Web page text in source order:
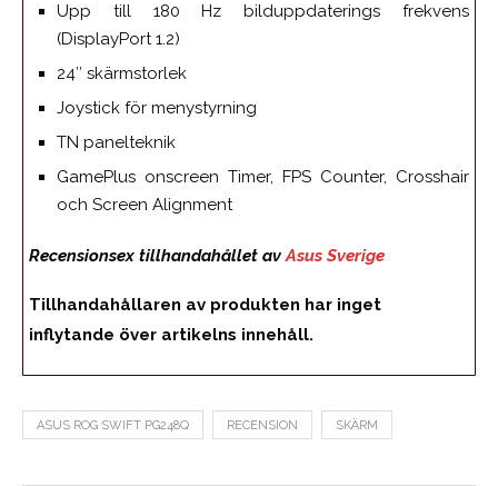
Upp till 180 Hz bilduppdaterings frekvens
(DisplayPort 1.2)
24″ skärmstorlek
Joystick för menystyrning
TN panelteknik
GamePlus onscreen Timer, FPS Counter, Crosshair
och Screen Alignment
Recensionsex tillhandahållet avAsus Sverige
Tillhandahållaren av produkten har inget
inflytande över artikelns innehåll.
ASUS ROG SWIFT PG248Q RECENSION SKÄRM